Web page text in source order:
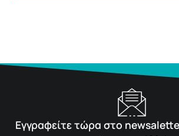
Εγγραφείτε τώρα στο